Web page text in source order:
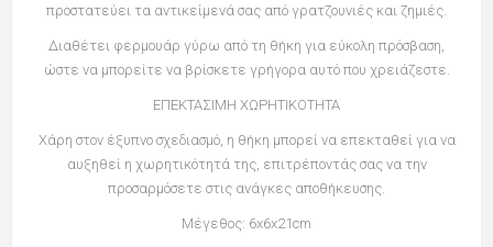
προστατεύει τα αντικείμενά σας από γρατζουνιές και ζημιές.
Διαθέτει φερμουάρ γύρω από τη θήκη για εύκολη πρόσβαση,
ώστε να μπορείτε να βρίσκετε γρήγορα αυτό που χρειάζεστε.
ΕΠΕΚΤΑΣΙΜΗ ΧΩΡΗΤΙΚΟΤΗΤΑ
Χάρη στον έξυπνο σχεδιασμό, η θήκη μπορεί να επεκταθεί για να
αυξηθεί η χωρητικότητά της, επιτρέποντάς σας να την
προσαρμόσετε στις ανάγκες αποθήκευσης.
Μέγεθος: 6x6x21cm